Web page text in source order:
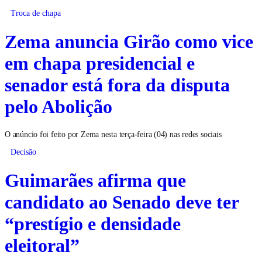
Troca de chapa
Zema anuncia Girão como vice
em chapa presidencial e
senador está fora da disputa
pelo Abolição
O anúncio foi feito por Zema nesta terça-feira (04) nas redes sociais
Decisão
Guimarães afirma que
candidato ao Senado deve ter
“prestígio e densidade
eleitoral”